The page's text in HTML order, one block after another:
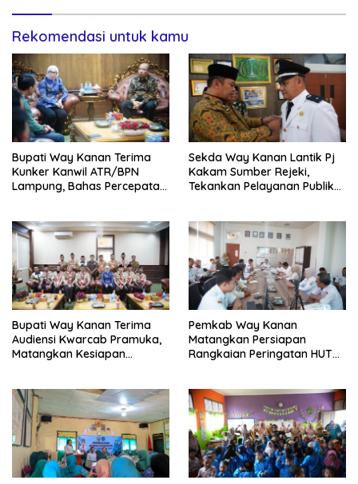
Rekomendasi untuk kamu
Bupati Way Kanan Terima
Kunker Kanwil ATR/BPN
Lampung, Bahas Percepatan
Sekda Way Kanan Lantik Pj
Kakam Sumber Rejeki,
Tekankan Pelayanan Publik
Bupati Way Kanan Terima
Audiensi Kwarcab Pramuka,
Matangkan Kesiapan
Pemkab Way Kanan
Matangkan Persiapan
Rangkaian Peringatan HUT